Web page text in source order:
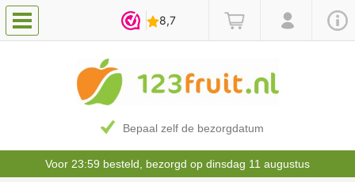
Bepaal zelf de bezorgdatum
Voor 23:59 besteld, bezorgd op dinsdag 11 augustus